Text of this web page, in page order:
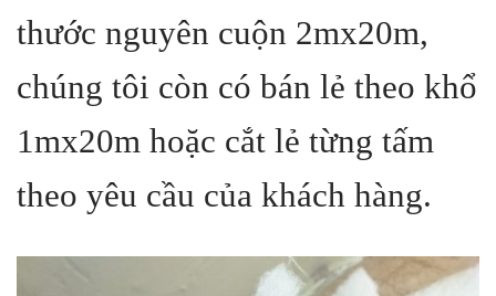
thước nguyên cuộn 2mx20m,
chúng tôi còn có bán lẻ theo khổ
1mx20m hoặc cắt lẻ từng tấm
theo yêu cầu của khách hàng.